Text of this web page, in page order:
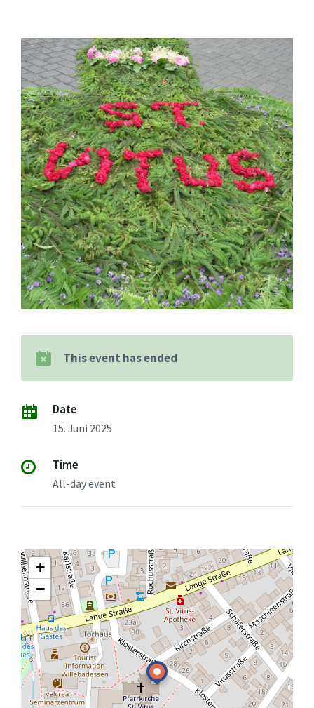
This event has ended
Date
15. Juni 2025
Time
All-day event
+
−